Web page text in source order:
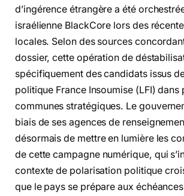
d’ingérence étrangère a été
israélienne BlackCore lors des
locales. Selon des sources
dossier, cette opération de
spécifiquement des candidats issus
politique France Insoumise (LFI) dans
communes stratégiques. Le
biais de ses agences de
désormais de mettre en lumière les
de cette campagne numérique, qui
contexte de polarisation politique
que le pays se prépare aux